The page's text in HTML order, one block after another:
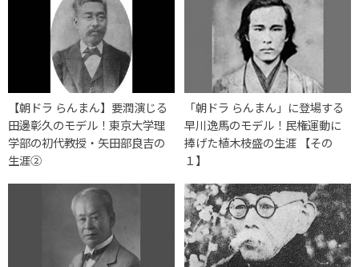
【朝ドラ らんまん】要潤演じる
田邊彰久のモデル！東京大学理
学部の初代教授・矢田部良吉の
生涯②
「朝ドラ らんまん」に登場する
早川逸馬のモデル！民権運動に
捧げた植木枝盛の生涯 【その
１】